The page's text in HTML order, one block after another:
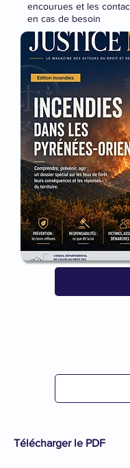
encourues et les
en cas de besoin
Télécharger le PDF